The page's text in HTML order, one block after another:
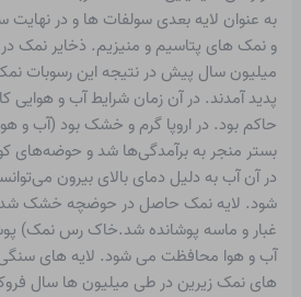
به عنوان لایه بعدی سولفات ها و در نهایت
میلیون سال پیش در نتیجه این رسوبات
پدید آمدند. در آن زمان شرایط آب و هوایی
حاکم بود. در اروپا گرم و خشک بود (آب و
بستر منجر به برآمدگی‌ها شد و حوضه‌های
در آن آب به دلیل دمای بالای بیرون
شود. لایه نمک حاصل در حوضچه خشک شده
غبار و ماسه پوشانده شد.خاک رس نمک)
آب و هوا محافظت می شود. لایه های
های نمک زیرین در طی میلیون ها سال